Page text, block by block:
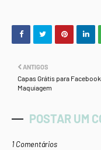
ANTIGOS
Capas Grátis para
Maquiagem
POSTAR UM
1 Comentários